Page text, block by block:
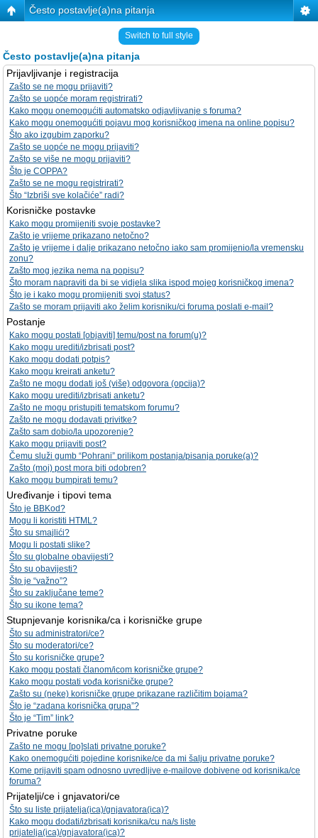
Često postavlje(a)na pitanja
Switch to full style
Često postavlje(a)na pitanja
Prijavljivanje i registracija
Zašto se ne mogu prijaviti?
Zašto se uopće moram registrirati?
Kako mogu onemogućiti automatsko odjavljivanje s foruma?
Kako mogu onemogućiti pojavu mog korisničkog imena na online popisu?
Što ako izgubim zaporku?
Zašto se uopće ne mogu prijaviti?
Zašto se više ne mogu prijaviti?
Što je COPPA?
Zašto se ne mogu registrirati?
Što “Izbriši sve kolačiće” radi?
Korisničke postavke
Kako mogu promijeniti svoje postavke?
Zašto je vrijeme prikazano netočno?
Zašto je vrijeme i dalje prikazano netočno iako sam promijenio/la vremensku
zonu?
Zašto mog jezika nema na popisu?
Što moram napraviti da bi se vidjela slika ispod mojeg korisničkog imena?
Što je i kako mogu promijeniti svoj status?
Zašto se moram prijaviti ako želim korisniku/ci foruma poslati e-mail?
Postanje
Kako mogu postati [objaviti] temu/post na forum(u)?
Kako mogu urediti/izbrisati post?
Kako mogu dodati potpis?
Kako mogu kreirati anketu?
Zašto ne mogu dodati još (više) odgovora (opcija)?
Kako mogu urediti/izbrisati anketu?
Zašto ne mogu pristupiti tematskom forumu?
Zašto ne mogu dodavati privitke?
Zašto sam dobio/la upozorenje?
Kako mogu prijaviti post?
Čemu služi gumb “Pohrani” prilikom postanja/pisanja poruke(a)?
Zašto (moj) post mora biti odobren?
Kako mogu bumpirati temu?
Uređivanje i tipovi tema
Što je BBKod?
Mogu li koristiti HTML?
Što su smajlići?
Mogu li postati slike?
Što su globalne obavijesti?
Što su obavijesti?
Što je “važno”?
Što su zaključane teme?
Što su ikone tema?
Stupnjevanje korisnika/ca i korisničke grupe
Što su administratori/ce?
Što su moderatori/ce?
Što su korisničke grupe?
Kako mogu postati članom/icom korisničke grupe?
Kako mogu postati vođa korisničke grupe?
Zašto su (neke) korisničke grupe prikazane različitim bojama?
Što je “zadana korisnička grupa”?
Što je “Tim” link?
Privatne poruke
Zašto ne mogu [po]slati privatne poruke?
Kako onemogućiti pojedine korisnike/ce da mi šalju privatne poruke?
Kome prijaviti spam odnosno uvredljive e-mailove dobivene od korisnika/ce
foruma?
Prijatelji/ce i gnjavatori/ce
Što su liste prijatelja(ica)/gnjavatora(ica)?
Kako mogu dodati/izbrisati korisnika/cu na/s liste
prijatelja(ica)/gnjavatora(ica)?